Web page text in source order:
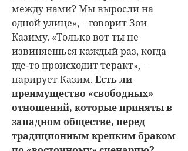
между нами? Мы выросли на
одной улице», – говорит Зои
Казиму. «Только вот ты не
извиняешься каждый раз, когда
где-то происходит теракт», –
парирует Казим. Есть ли
преимущество «свободных»
отношений, которые приняты в
западном обществе, перед
традиционным крепким браком